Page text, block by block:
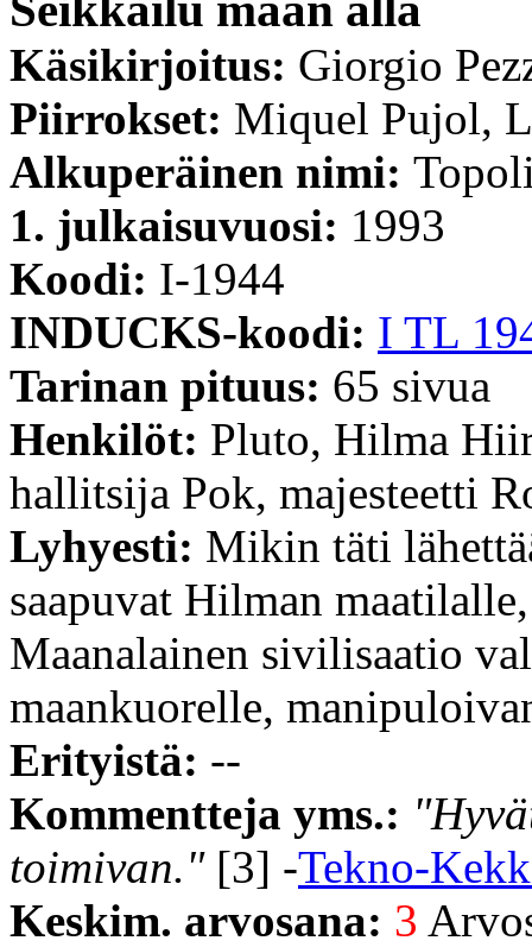
Käsikirjoitus: Giorgio
Piirrokset: Miquel Pujol,
Alkuperäinen nimi:
1. julkaisuvuosi: 1993
Koodi: I-1944
INDUCKS-koodi: I TL
Tarinan pituus: 65 sivua
Henkilöt: Pluto, Hilma
hallitsija Pok, majesteetti
Lyhyesti: Mikin täti
saapuvat Hilman
Maanalainen sivilisaatio
maankuorelle,
Erityistä: --
Kommentteja yms.:
toimivan."[3] -Tekno-
Keskim. arvosana: 3